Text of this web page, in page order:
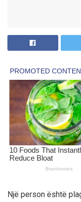
Një person është